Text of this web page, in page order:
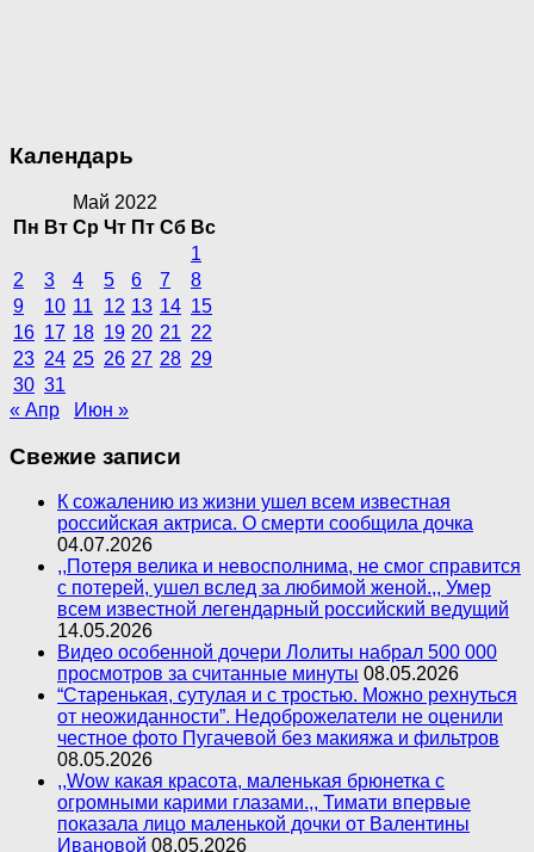
Календарь
Май 2022
Пн Вт Ср Чт Пт Сб Вс
1
2
3 4 5 6 7
8
9
10 11 12 13 14 15
16 17 18 19 20 21 22
23 24 25 26 27 28 29
30 31
« Апр
Июн »
Свежие записи
К сожалению из жизни ушел всем известная
российская актриса. О смерти сообщила дочка
04.07.2026
,,Потеря велика и невосполнима, не смог справится
с потерей, ушел вслед за любимой женой.,, Умер
всем известной легендарный российский ведущий
14.05.2026
Видео особенной дочери Лолиты набрал 500 000
просмотров за считанные минуты 08.05.2026
“Старенькая, сутулая и с тростью. Можно рехнуться
от неожиданности”. Недоброжелатели не оценили
честное фото Пугачевой без макияжа и фильтров
08.05.2026
,,Wow какая красота, маленькая брюнетка с
огромными карими глазами.,, Тимати впервые
показала лицо маленькой дочки от Валентины
Ивановой 08.05.2026